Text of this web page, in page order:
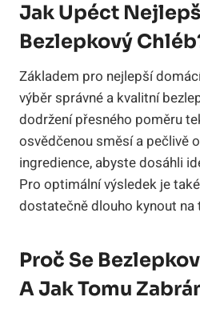
Jak Upéct
Bezlepkový
Základem pro nejlepší
výběr správné a kvalitní
dodržení přesného poměru
osvědčenou směsí a pečlivě
ingredience, abyste dosáhli
Pro optimální výsledek je
dostatečně dlouho kynout na
Proč Se
A Jak Tomu